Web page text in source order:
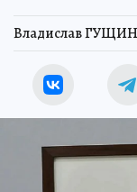
Владислав ГУЩИН